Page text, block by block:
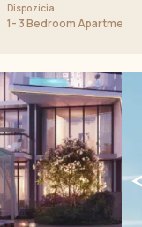
Dispozícia
1- 3 Bedroom Apartments